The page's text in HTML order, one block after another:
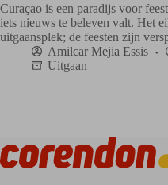
Curaçao is een paradijs voor
iets nieuws te beleven valt. Het
uitgaansplek; de feesten zijn
Amilcar Mejia Essis
Uitgaan